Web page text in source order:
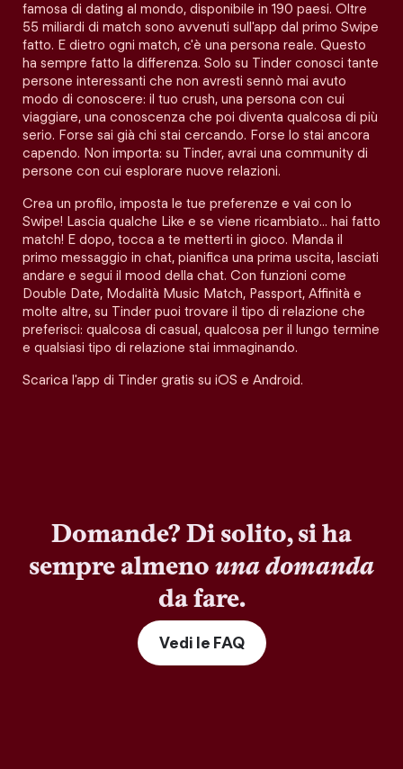
famosa di dating al mondo, disponibile in 190 paesi. Oltre
55 miliardi di match sono avvenuti sull'app dal primo Swipe
fatto. E dietro ogni match, c'è una persona reale. Questo
ha sempre fatto la differenza. Solo su Tinder conosci tante
persone interessanti che non avresti sennò mai avuto
modo di conoscere: il tuo crush, una persona con cui
viaggiare, una conoscenza che poi diventa qualcosa di più
serio. Forse sai già chi stai cercando. Forse lo stai ancora
capendo. Non importa: su Tinder, avrai una community di
persone con cui esplorare nuove relazioni.
Crea un profilo, imposta le tue preferenze e vai con lo
Swipe! Lascia qualche Like e se viene ricambiato… hai fatto
match! E dopo, tocca a te metterti in gioco. Manda il
primo messaggio in chat, pianifica una prima uscita, lasciati
andare e segui il mood della chat. Con funzioni come
Double Date, Modalità Music Match, Passport, Affinità e
molte altre, su Tinder puoi trovare il tipo di relazione che
preferisci: qualcosa di casual, qualcosa per il lungo termine
e qualsiasi tipo di relazione stai immaginando.
Scarica l'app di Tinder gratis su iOS e Android.
Domande? Di solito, si ha
sempre almeno una domanda
da fare.
Vedi le FAQ